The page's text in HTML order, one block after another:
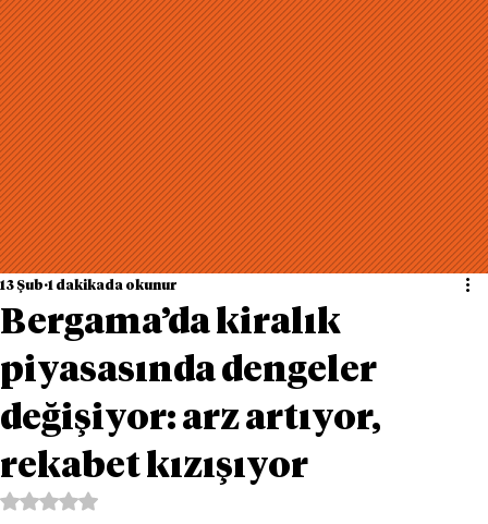
Bergama’da kiralık
piyasasında dengeler
değişiyor: arz artıyor,
rekabet kızışıyor
13 Şub 1 dakikada okunur
5 üzerinden NaN yıldız